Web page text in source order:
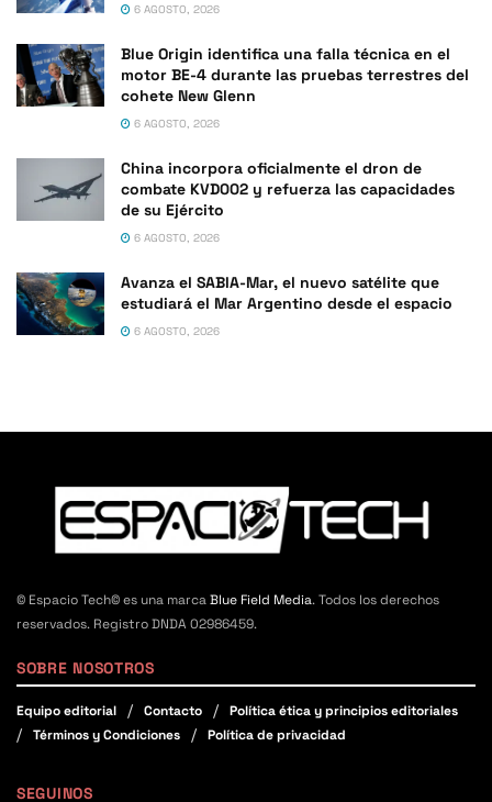
6 AGOSTO, 2026
Blue Origin identifica una falla técnica en el
motor BE-4 durante las pruebas terrestres del
cohete New Glenn
6 AGOSTO, 2026
China incorpora oficialmente el dron de
combate KVD002 y refuerza las capacidades
de su Ejército
6 AGOSTO, 2026
Avanza el SABIA-Mar, el nuevo satélite que
estudiará el Mar Argentino desde el espacio
6 AGOSTO, 2026
© Espacio Tech© es una marcaBlue Field Media. Todos los derechos
reservados. Registro DNDA 02986459.
SOBRE NOSOTROS
Equipo editorial Contacto
Política ética y principios editoriales
Términos y Condiciones
Política de privacidad
SEGUINOS